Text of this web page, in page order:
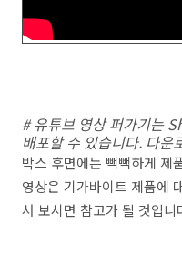
# 유튜브 영상 퍼가기는
배포할 수 있습니다. 다운
박스 후면에는 빽빽하게 제
영상은 기가바이트 제품에
서 보시면 참고가 될 것입니